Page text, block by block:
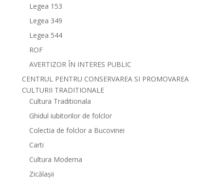
Legea 153
Legea 349
Legea 544
ROF
AVERTIZOR ÎN INTERES PUBLIC
CENTRUL PENTRU CONSERVAREA SI PROMOVAREA
CULTURII TRADITIONALE
Cultura Traditionala
Ghidul iubitorilor de folclor
Colectia de folclor a Bucovinei
Carti
Cultura Moderna
Zicălașii